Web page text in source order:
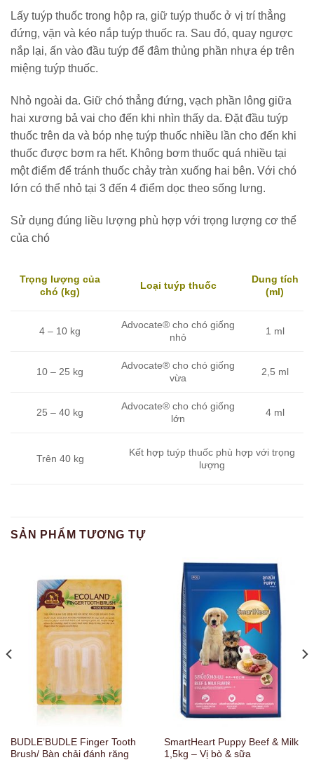
Lấy tuýp thuốc trong hộp ra, giữ tuýp thuốc ở vị trí thẳng
đứng, vặn và kéo nắp tuýp thuốc ra. Sau đó, quay ngược
nắp lại, ấn vào đầu tuýp để đâm thủng phần nhựa ép trên
miệng tuýp thuốc.
Nhỏ ngoài da. Giữ chó thẳng đứng, vạch phần lông giữa
hai xương bả vai cho đến khi nhìn thấy da. Đặt đầu tuýp
thuốc trên da và bóp nhẹ tuýp thuốc nhiều lần cho đến khi
thuốc được bơm ra hết. Không bơm thuốc quá nhiều tại
một điểm để tránh thuốc chảy tràn xuống hai bên. Với chó
lớn có thể nhỏ tại 3 đến 4 điểm dọc theo sống lưng.
Sử dụng đúng liều lượng phù hợp với trọng lượng cơ thể
của chó
Trọng lượng của
chó (kg)
Loại tuýp thuốc
Dung tích
(ml)
4 – 10 kg
Advocate® cho chó giống
nhỏ
1 ml
10 – 25 kg
Advocate® cho chó giống
vừa
2,5 ml
25 – 40 kg
Advocate® cho chó giống
lớn
4 ml
Trên 40 kg
Kết hợp tuýp thuốc phù hợp với trọng
lượng
SẢN PHẨM TƯƠNG TỰ
BUDLE’BUDLE Finger Tooth
Brush/ Bàn chải đánh răng
SmartHeart Puppy Beef & Milk
1,5kg – Vị bò & sữa